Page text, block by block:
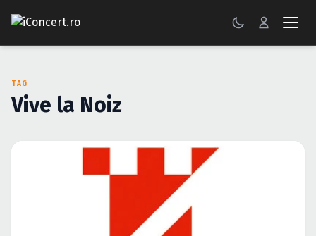
FESTIVALURI
TAG
Vive la Noiz